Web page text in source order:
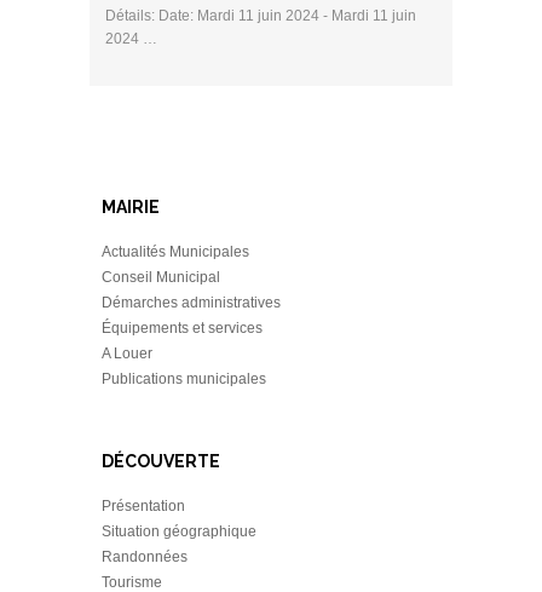
Détails: Date: Mardi 11 juin 2024 - Mardi 11 juin
2024 …
MAIRIE
Actualités Municipales
Conseil Municipal
Démarches administratives
Équipements et services
A Louer
Publications municipales
DÉCOUVERTE
Présentation
Situation géographique
Randonnées
Tourisme